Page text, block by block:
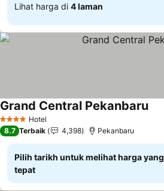
Lihat harga di 4 laman
4 BintangHotel
Grand Central Pekanbaru
8.7 Terbaik 4,398 Pekanbaru
Pilih tarikh untuk melihat harga yang
tepat